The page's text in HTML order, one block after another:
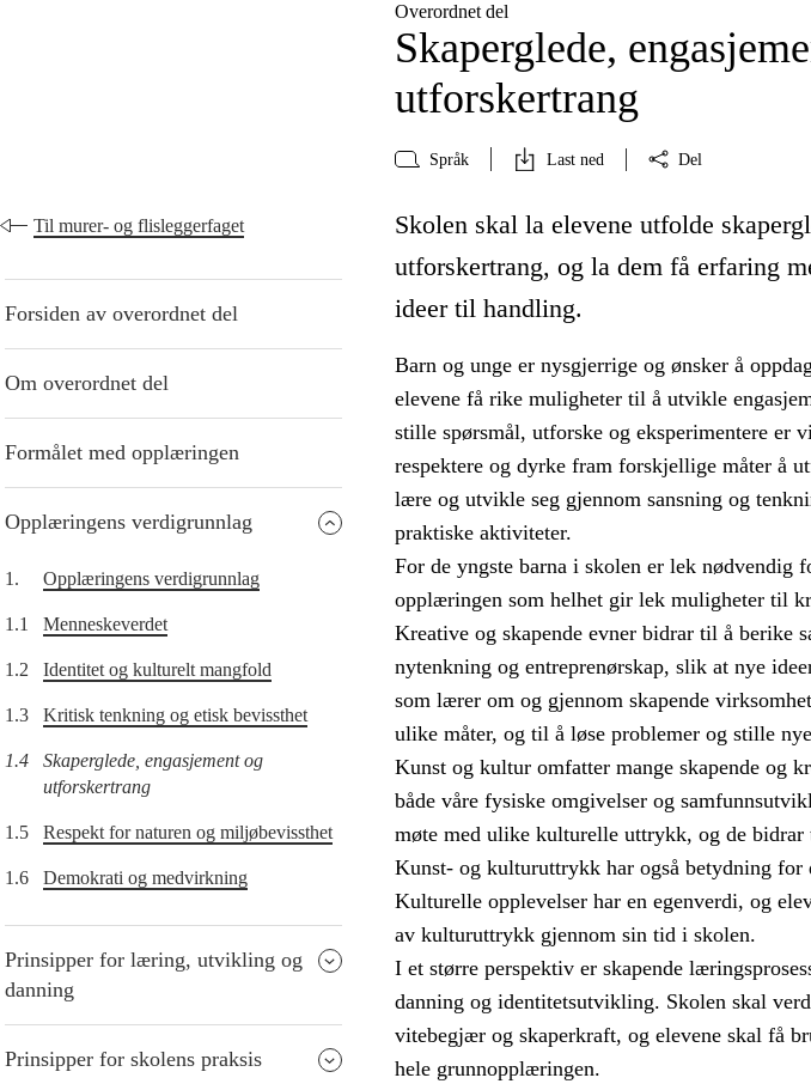
Overordnet del
Skaperglede,
utforskertrang
Språk Last ned Del
Til murer- og flisleggerfaget
Forsiden av overordnet del
Om overordnet del
Formålet med opplæringen
Opplæringens verdigrunnlag
1. Opplæringens verdigrunnlag
1.1 Menneskeverdet
1.2 Identitet og kulturelt mangfold
1.3 Kritisk tenkning og etisk bevissthet
1.4
Skaperglede, engasjement og
utforskertrang
1.5 Respekt for naturen og miljøbevissthet
1.6 Demokrati og medvirkning
Prinsipper for læring, utvikling og
danning
Prinsipper for skolens praksis
Skolen skal la elevene utfolde
utforskertrang, og la dem få erfaring
ideer til handling.
Barn og unge er nysgjerrige og ønsker å
elevene få rike muligheter til å utvikle
stille spørsmål, utforske og eksperimentere
respektere og dyrke fram forskjellige måter å
lære og utvikle seg gjennom sansning og
praktiske aktiviteter.
For de yngste barna i skolen er lek nødvendig
opplæringen som helhet gir lek muligheter til
Kreative og skapende evner bidrar til å berike
nytenkning og entreprenørskap, slik at nye
som lærer om og gjennom skapende
ulike måter, og til å løse problemer og stille
Kunst og kultur omfatter mange skapende og
både våre fysiske omgivelser og
møte med ulike kulturelle uttrykk, og de
Kunst- og kulturuttrykk har også betydning for
Kulturelle opplevelser har en egenverdi, og
av kulturuttrykk gjennom sin tid i skolen.
I et større perspektiv er skapende
danning og identitetsutvikling. Skolen skal
vitebegjær og skaperkraft, og elevene skal få
hele grunnopplæringen.